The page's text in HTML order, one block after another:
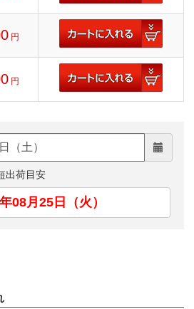
円
円
出荷目安
08月25日（火）